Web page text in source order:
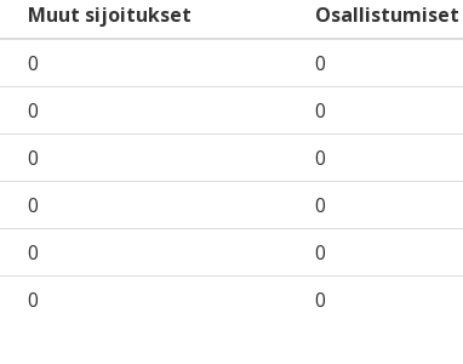
Muut sijoitukset Osallistumiset
0 0
0 0
0 0
0 0
0 0
0 0